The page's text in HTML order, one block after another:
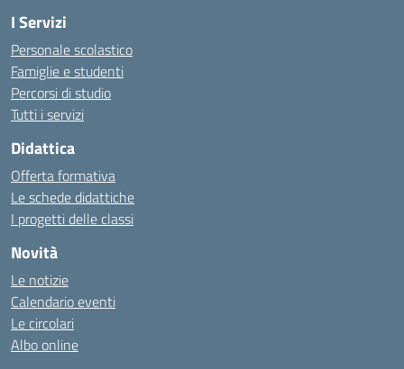
I Servizi
Personale scolastico
Famiglie e studenti
Percorsi di studio
Tutti i servizi
Didattica
Offerta formativa
Le schede didattiche
I progetti delle classi
Novità
Le notizie
Calendario eventi
Le circolari
Albo online